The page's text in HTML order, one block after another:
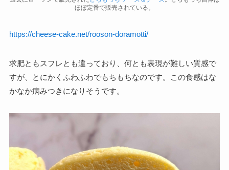
ほぼ定番で販売されている。
https://cheese-cake.net/rooson-doramotti/
求肥ともスフレとも違っており、何とも表現が難しい質感で
すが、とにかくふわふわでもちもちなのです。この食感はな
かなか病みつきになりそうです。